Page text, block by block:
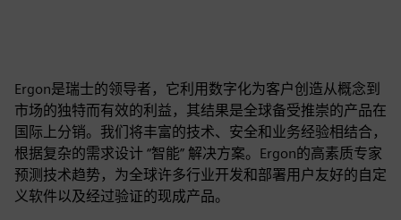
Ergon是瑞士的领导者，它利用数字化为客户创造从概念到
市场的独特而有效的利益，其结果是全球备受推崇的产品在
国际上分销。我们将丰富的技术、安全和业务经验相结合，
根据复杂的需求设计 “智能” 解决方案。Ergon的高素质专家
预测技术趋势，为全球许多行业开发和部署用户友好的自定
义软件以及经过验证的现成产品。